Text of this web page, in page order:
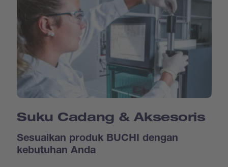
Suku Cadang & Aksesoris
Sesuaikan produk BUCHI dengan
kebutuhan Anda